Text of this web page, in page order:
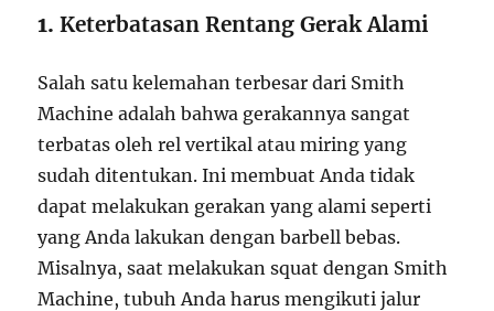
1.Keterbatasan Rentang Gerak Alami
Salah satu kelemahan terbesar dari Smith
Machine adalah bahwa gerakannya sangat
terbatas oleh rel vertikal atau miring yang
sudah ditentukan. Ini membuat Anda tidak
dapat melakukan gerakan yang alami seperti
yang Anda lakukan dengan barbell bebas.
Misalnya, saat melakukan squat dengan Smith
Machine, tubuh Anda harus mengikuti jalur